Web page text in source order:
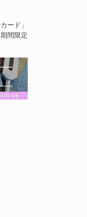
ード」
間限定